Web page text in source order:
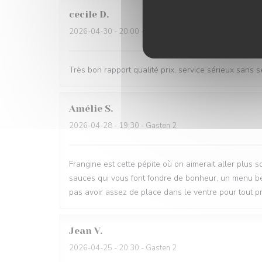
cecile D
2026-04-30 - 20:00 - Gasten 4
Très bon rapport qualité prix, service sérieux sans
Amélie S
2026-04-28 - 19:30 - Gasten 2
Frangine est cette pépite où on aimerait aller plus
sauces qui vous font fondre de bonheur, un menu
pas avoir assez de place dans le ventre pour tout
Jean V
2026-04-25 - 20:30 - Gasten 2